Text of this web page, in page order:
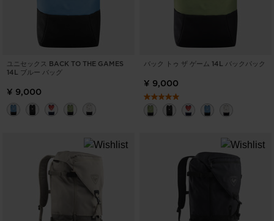
ユニセックス BACK TO THE GAMES
14L ブルー バッグ
¥ 9,000
バック トゥ ザ ゲーム 14L バックパック
¥ 9,000